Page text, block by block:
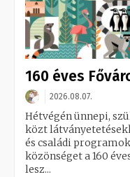
160 éves
2026.08.07.
Hétvégén ünnepi,
közt
és családi
közönséget a 160
lesz...